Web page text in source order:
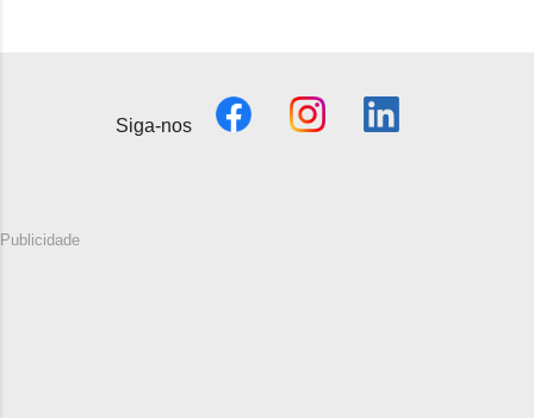
Siga-nos
Publicidade